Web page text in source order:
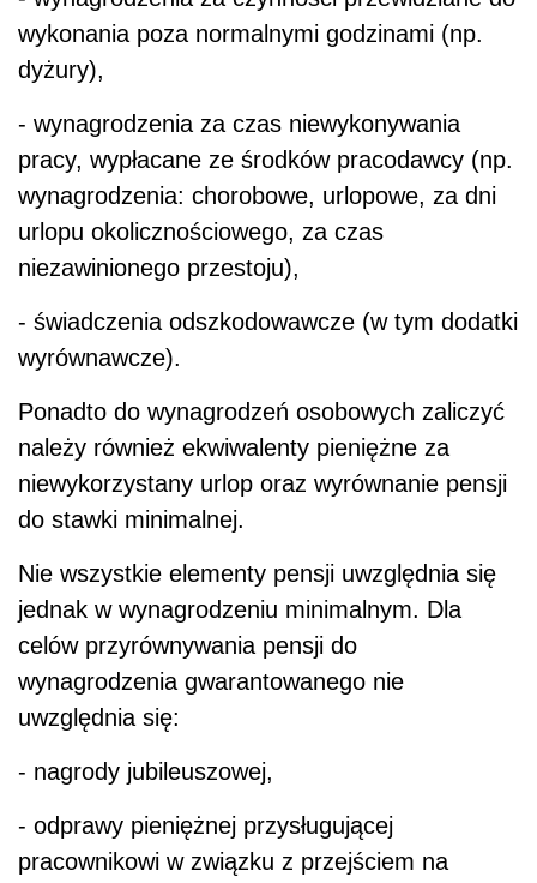
wykonania poza normalnymi godzinami (np.
dyżury),
- wynagrodzenia za czas niewykonywania
pracy, wypłacane ze środków pracodawcy (np.
wynagrodzenia: chorobowe, urlopowe, za dni
urlopu okolicznościowego, za czas
niezawinionego przestoju),
- świadczenia odszkodowawcze (w tym dodatki
wyrównawcze).
Ponadto do wynagrodzeń osobowych zaliczyć
należy również ekwiwalenty pieniężne za
niewykorzystany urlop oraz wyrównanie pensji
do stawki minimalnej.
Nie wszystkie elementy pensji uwzględnia się
jednak w wynagrodzeniu minimalnym. Dla
celów przyrównywania pensji do
wynagrodzenia gwarantowanego nie
uwzględnia się:
- nagrody jubileuszowej,
- odprawy pieniężnej przysługującej
pracownikowi w związku z przejściem na